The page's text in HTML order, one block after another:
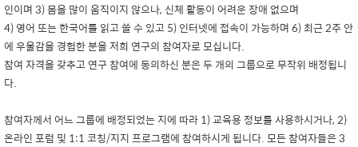
인이며 3) 몸을 많이 움직이지 않으나, 신체 활동이 어려운 장애 없으며
4) 영어 또는 한국어를 읽고 쓸 수 있고 5) 인터넷에 접속이 가능하며 6) 최근 2주 안
에 우울감을 경험한 분을 저희 연구의 참여자로 모십니다.
참여 자격을 갖추고 연구 참여에 동의하신 분은 두 개의 그룹으로 무작위 배정됩니
다.
참여자께서 어느 그룹에 배정되었는 지에 따라 1) 교육용 정보를 사용하시거나, 2)
온라인 포럼 및 1:1 코칭/지지 프로그램에 참여하시게 됩니다. 모든 참여자들은 3